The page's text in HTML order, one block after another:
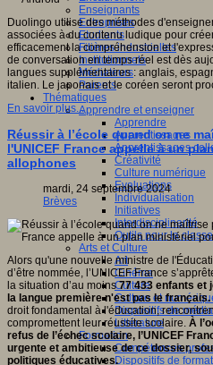
Enseignants
Entreprises
Etudiants
Filières industrielles
Institutionnels
Médiateurs
Parents
Thématiques
Apprendre et enseigner
Apprendre
Apprentissages
Apprentissages
Créativité
Culture numérique
Evaluations
Individualisation
Initiatives
Interdisciplinarité
Outils pour la classe
Arts et Culture
Art
Cinéma
Culture
Culture et
Dispositifs de
Littérature
Formation
Compétences
Dispositifs de
Duolingo utilise des méthodes
associées à du contenu ludique pour
efficacement la compréhension et
de conversation en temps réel est dès
langues supplémentaires : anglais,
italien. Le japonais et le coréen seront
En savoir plus...
Réussir à l’école quand on ne
l'UNICEF France appelle à un
allophones
mardi, 24 septembre 2024
Brèves
Alors qu'une nouvelle ministre de
d’être nommée, l’UNICEF France
la situation d’au moins77 433 enfants et
la langue première n'est pas le français.
droit fondamental à l'éducation,
compromettent leur réussite scolaire. À
refus de l’échec scolaire, l’UNICEF
urgente et ambitieuse de ce dossier,
politiques éducatives.